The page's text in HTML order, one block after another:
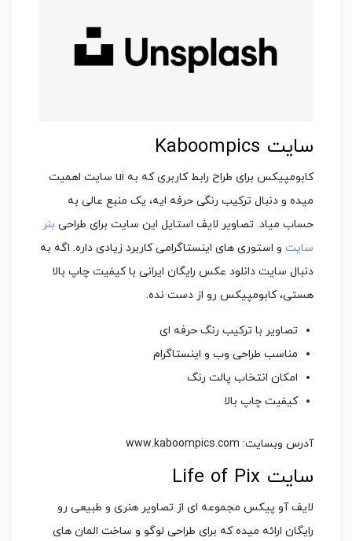
سایت Kaboompics
کابومپیکس برای طراح رابط کاربری که به ui سایت اهمیت
میده و دنبال ترکیب رنگی حرفه ایه، یک منبع عالی به
حساب میاد. تصاویر لایف استایل این سایت برای طراحی بنر
سایت و استوری های اینستاگرامی کاربرد زیادی داره. اگه به
دنبال سایت دانلود عکس رایگان ایرانی با کیفیت چاپ بالا
هستی، کابومپیکس رو از دست نده.
تصاویر با ترکیب رنگ حرفه ای
مناسب طراحی وب و اینستاگرام
امکان انتخاب پالت رنگ
کیفیت چاپ بالا
آدرس وبسایت: www.kaboompics.com
سایت Life of Pix
لایف آو پیکس مجموعه ای از تصاویر هنری و طبیعی رو
رایگان ارائه میده که برای طراحی لوگو و ساخت المان های